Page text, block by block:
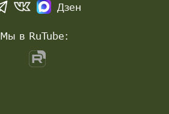
Дзен
Мы в RuTube: